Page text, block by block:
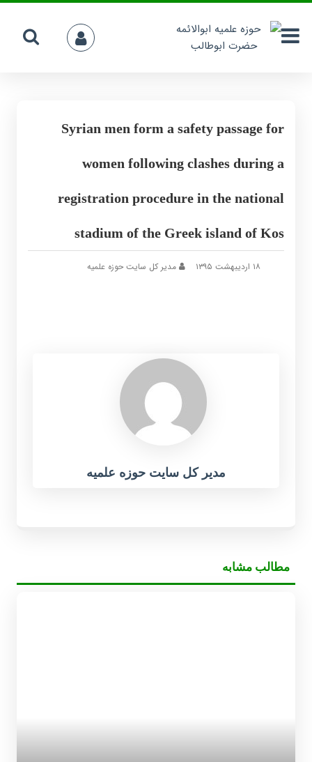
Syrian men form a safety passage for
women following clashes during a
registration procedure in the national
stadium of the Greek island of Kos
مدیر کل سایت حوزه علمیه
مدیر کل سایت حوزه علمیه
مطالب مشابه